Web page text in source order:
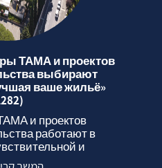
ТАМА и проектов
выбирают
ваше жильё»
и проектов
работают в
и...